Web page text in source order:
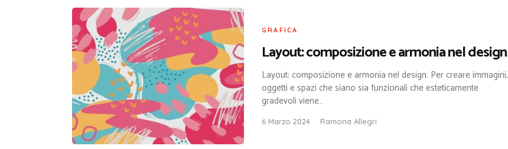
GRAFICA
Layout: composizione e armonia nel design
Layout: composizione e armonia nel design. Per creare immagini,
oggetti e spazi che siano sia funzionali che esteticamente
gradevoli viene…
6 Marzo 2024 Ramona Allegri